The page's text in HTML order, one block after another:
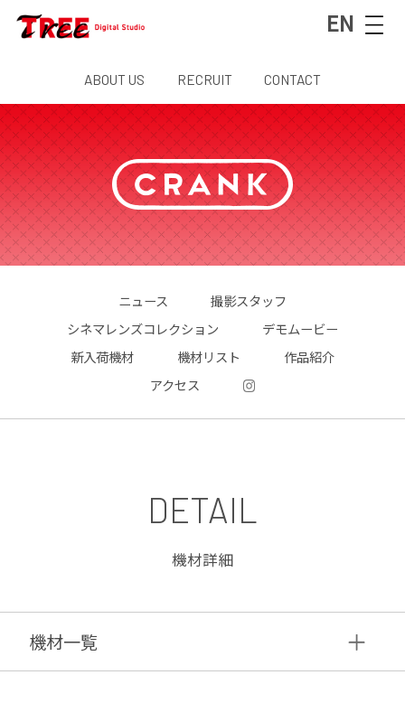
EN
ABOUT US RECRUIT CONTACT
ニュース
撮影スタッフ
シネマレンズコレクション
デモムービー
新入荷機材
機材リスト
作品紹介
アクセス
DETAIL
機材詳細
機材⼀覧